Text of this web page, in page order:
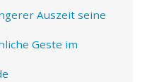
Auszeit seine
Geste im